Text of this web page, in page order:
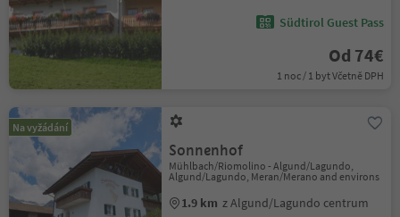
Südtirol Guest Pass
Od 74€
1 noc / 1 byt Včetně DPH
Na vyžádání
Sonnenhof
Mühlbach/Riomolino - Algund/Lagundo,
Algund/Lagundo, Meran/Merano and environs
1.9 km z Algund/Lagundo centrum